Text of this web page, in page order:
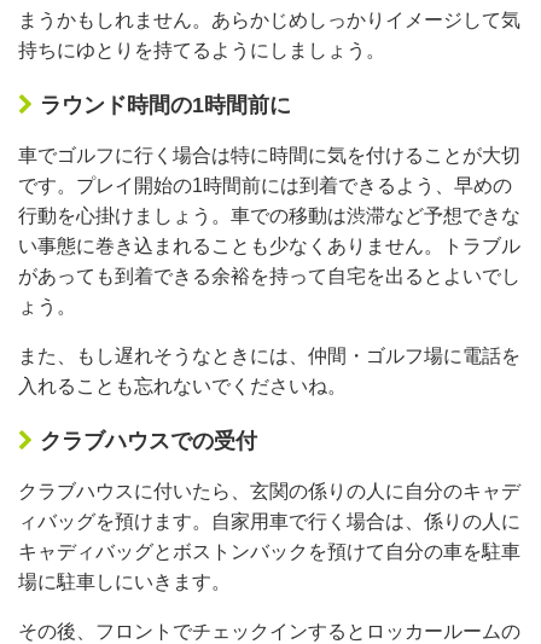
まうかもしれません。あらかじめしっかりイメージして気
持ちにゆとりを持てるようにしましょう。
ラウンド時間の1時間前に
車でゴルフに行く場合は特に時間に気を付けることが大切
です。プレイ開始の1時間前には到着できるよう、早めの
行動を心掛けましょう。車での移動は渋滞など予想できな
い事態に巻き込まれることも少なくありません。トラブル
があっても到着できる余裕を持って自宅を出るとよいでし
ょう。
また、もし遅れそうなときには、仲間・ゴルフ場に電話を
入れることも忘れないでくださいね。
クラブハウスでの受付
クラブハウスに付いたら、玄関の係りの人に自分のキャデ
ィバッグを預けます。自家用車で行く場合は、係りの人に
キャディバッグとボストンバックを預けて自分の車を駐車
場に駐車しにいきます。
その後、フロントでチェックインするとロッカールームの